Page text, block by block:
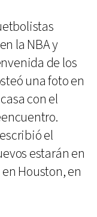
la NBA y
de los
una foto en
con el
el
estarán en
Houston, en